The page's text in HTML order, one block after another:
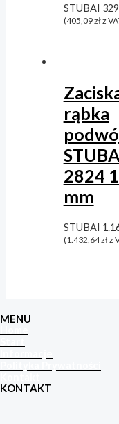
STUBAI
(405,09złz
rąbka
2824
mm
STUBAI
(1.432,64złz
MENU
KONTAKT